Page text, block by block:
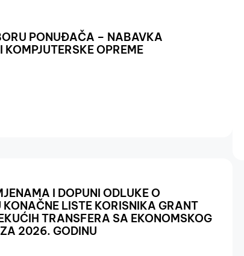
PONUĐAČA – NABAVKA
KOMPJUTERSKE OPREME
I DOPUNI ODLUKE O
LISTE KORISNIKA GRANT
TRANSFERA SA EKONOMSKOG
2026. GODINU